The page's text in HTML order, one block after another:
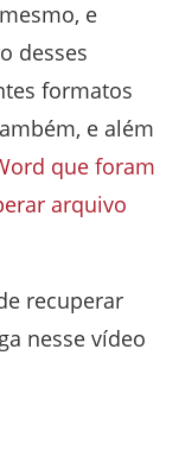
e
desses
formatos
e além
que foram
arquivo
recuperar
nesse vídeo